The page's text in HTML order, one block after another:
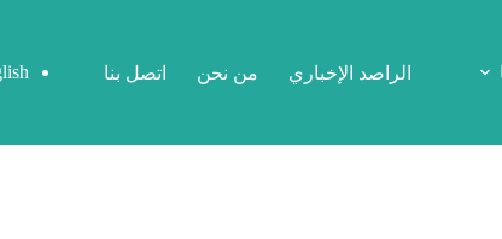
الراصد الإخباري من نحن اتصل بنا